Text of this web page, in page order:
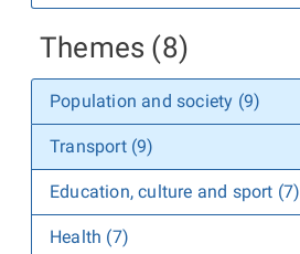
Themes (8)
Population and society (9)
Transport (9)
Education, culture and sport (7)
Health (7)